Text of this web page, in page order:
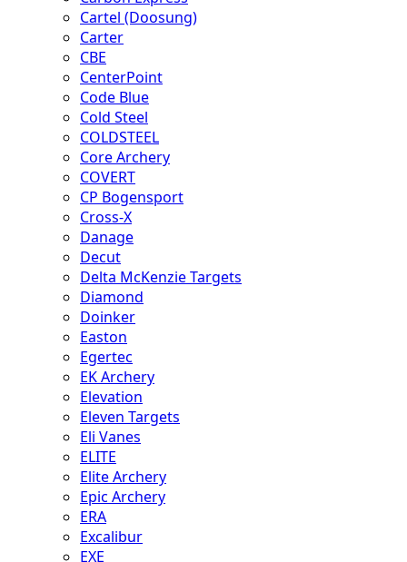
Cartel (Doosung)
Carter
CBE
CenterPoint
Code Blue
Cold Steel
COLDSTEEL
Core Archery
COVERT
CP Bogensport
Cross-X
Danage
Decut
Delta McKenzie Targets
Diamond
Doinker
Easton
Egertec
EK Archery
Elevation
Eleven Targets
Eli Vanes
ELITE
Elite Archery
Epic Archery
ERA
Excalibur
EXE